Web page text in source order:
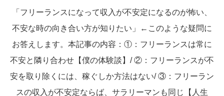
「フリーランスになって収入が不安定になるのが怖い、
不安な時の向き合い方が知りたい」←このような疑問に
お答えします。本記事の内容：①：フリーランスは常に
不安と隣り合わせ【僕の体験談】/ ②：フリーランスが不
安を取り除くには、稼ぐしか方法はない/ ③：フリーラン
スの収入が不安定ならば、サラリーマンも同じ【人生